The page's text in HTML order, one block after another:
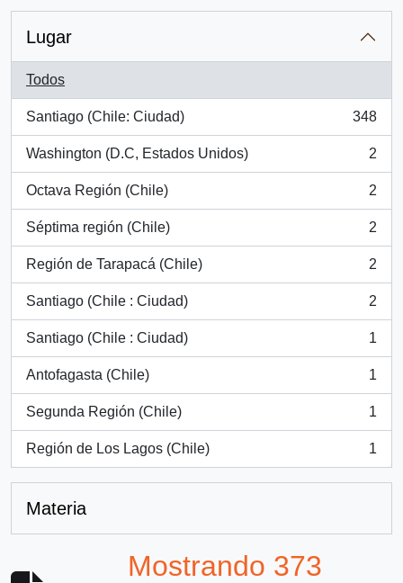
Lugar
Todos
Santiago (Chile: Ciudad)
, 348 resultados
348
Washington (D.C, Estados Unidos)
, 2 resultados
2
Octava Región (Chile)
, 2 resultados
2
Séptima región (Chile)
, 2 resultados
2
Región de Tarapacá (Chile)
, 2 resultados
2
Santiago (Chile : Ciudad)
, 2 resultados
2
Santiago (Chile : Ciudad)
, 1 resultados
1
Antofagasta (Chile)
, 1 resultados
1
Segunda Región (Chile)
, 1 resultados
1
Región de Los Lagos (Chile)
, 1 resultados
1
Materia
Mostrando 373